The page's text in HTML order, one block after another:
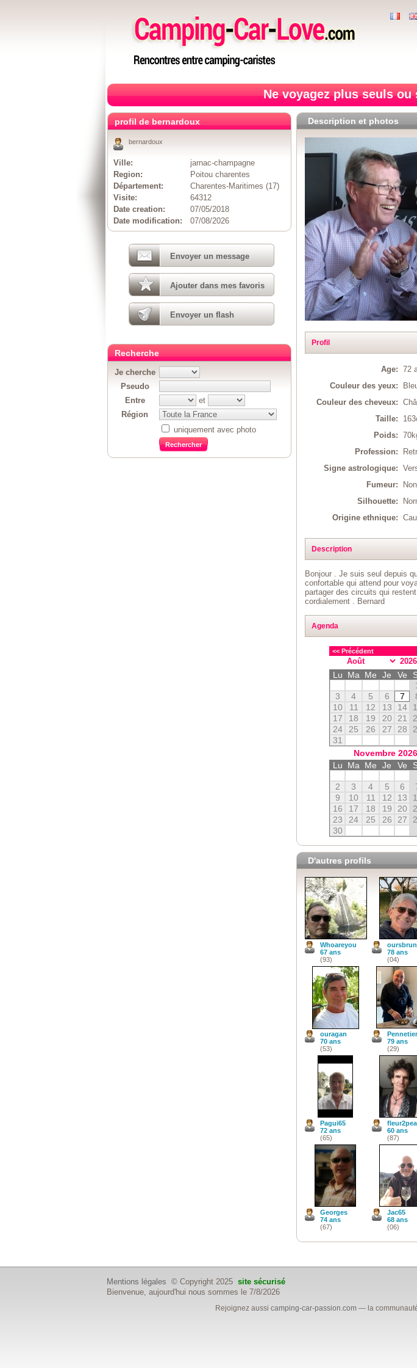
Ne voyagez plus seuls
Description et photos
Profil
Age:
72
Couleur des yeux:
Couleur des cheveux:
Taille:
Poids:
Profession:
Signe astrologique:
Fumeur:
Non
Silhouette:
Origine ethnique:
Description
Bonjour . Je suis seul depuis
confortable qui attend pour
partager des circuits qui
cordialement . Bernard
Agenda
<< Précédent
Lu Ma Me Je Ve
3
4 5 6 7
10
11 12 13 14
17
18 19 20 21
24
25 26 27 28
31
Novembre 2026
Lu
Ma Me Je Ve
2
3 4 5 6
9
10 11 12 13
16
17 18 19 20
23
24 25 26 27
30
D'autres profils
Whoareyou
67 ans
(93)
oursbrun
78 ans
(04)
ouragan
70 ans
(53)
79 ans
(29)
Pagui65
72 ans
(65)
60 ans
(87)
Georges
74 ans
(67)
Jac65
68 ans
(06)
profil de bernardoux
bernardoux
Ville:
jarnac-champagne
Region:
Poitou charentes
Département:
Charentes-Maritimes (17)
Visite:
64312
Date creation:
07/05/2018
Date modification:
07/08/2026
Envoyer un message
Ajouter dans mes favoris
Envoyer un flash
Recherche
Je cherche
Pseudo
Entre
et
Région
uniquement avec photo
Mentions légales © Copyright 2025 site sécurisé
Bienvenue, aujourd'hui nous sommes le 7/8/2026
Rejoignez aussi camping-car-passion.com — la